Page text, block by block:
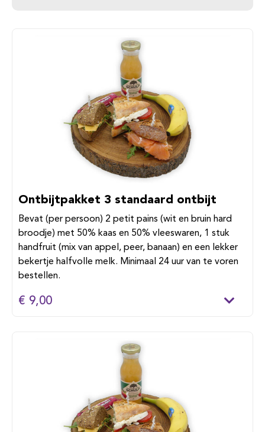
Ontbijtpakket 3 standaard ontbijt
Bevat (per persoon) 2 petit pains (wit en bruin hard
broodje) met 50% kaas en 50% vleeswaren, 1 stuk
handfruit (mix van appel, peer, banaan) en een lekker
bekertje halfvolle melk. Minimaal 24 uur van te voren
bestellen.
€ 9,00